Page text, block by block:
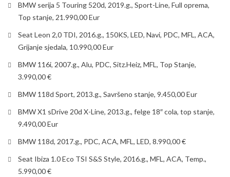
BMW serija 5 Touring 520d, 2019.g., Sport-Line, Full oprema,
Top stanje, 21.990,00 Eur
Seat Leon 2,0 TDI, 2016.g., 150KS, LED, Navi, PDC, MFL, ACA,
Grijanje sjedala, 10.990,00 Eur
BMW 116i, 2007.g., Alu, PDC, Sitz.Heiz, MFL, Top Stanje,
3.990,00 €
BMW 118d Sport, 2013.g., Savršeno stanje, 9.450,00 Eur
BMW X1 sDrive 20d X-Line, 2013.g., felge 18″ cola, top stanje,
9.490,00 Eur
BMW 118d, 2017.g., PDC, ACA, MFL, LED, 8.990,00 €
Seat Ibiza 1.0 Eco TSI S&S Style, 2016.g., MFL, ACA, Temp.,
5.990,00 €